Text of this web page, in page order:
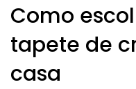
Como
tapete de
casa